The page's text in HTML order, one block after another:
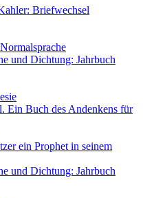
Briefwechsel
und Dichtung: Jahrbuch
Ein Buch des Andenkens für
ein Prophet in seinem
und Dichtung: Jahrbuch